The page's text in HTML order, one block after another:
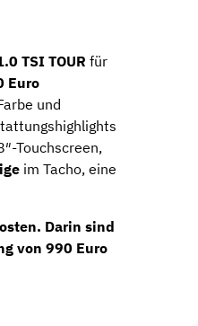
TSI TOUR für
Euro
und
Touchscreen,
im Tacho, eine
Darin sind
von 990 Euro